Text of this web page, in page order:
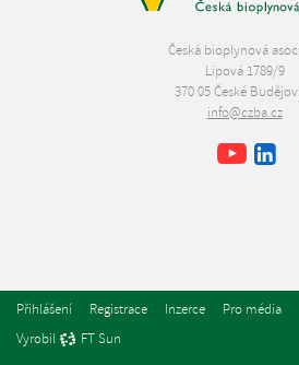
Česká bioplynová
Lipová 1789/9
370 05 České
info@czba.cz
Facebook
Přihlášení Registrace Inzerce
Pro média
Vyrobil
FT Sun